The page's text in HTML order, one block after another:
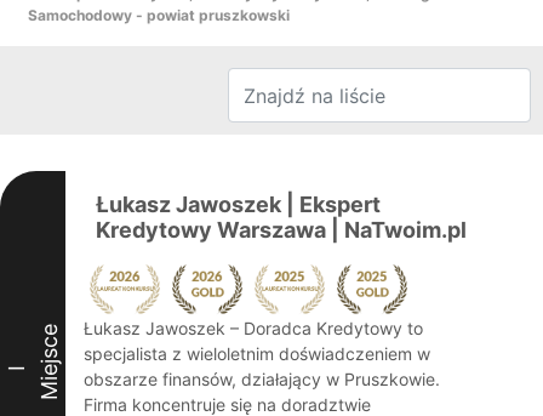
Samochodowy - powiat pruszkowski
I Miejsce
Łukasz Jawoszek | Ekspert
Kredytowy Warszawa | NaTwoim.pl
Łukasz Jawoszek – Doradca Kredytowy to
specjalista z wieloletnim doświadczeniem w
obszarze finansów, działający w Pruszkowie.
Firma koncentruje się na doradztwie